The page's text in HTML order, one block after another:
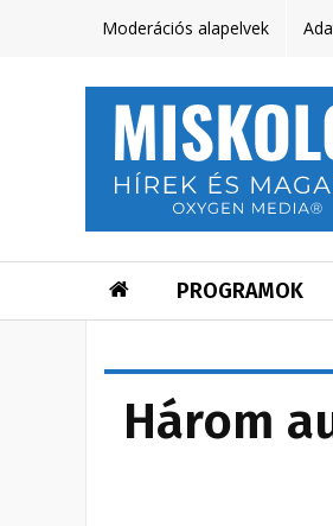
Moderációs alapelvek
PROGRAMOK
Három